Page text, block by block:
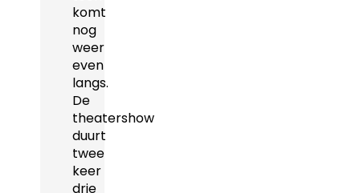
komt
nog
weer
even
langs.
De
theatershow
duurt
twee
keer
drie